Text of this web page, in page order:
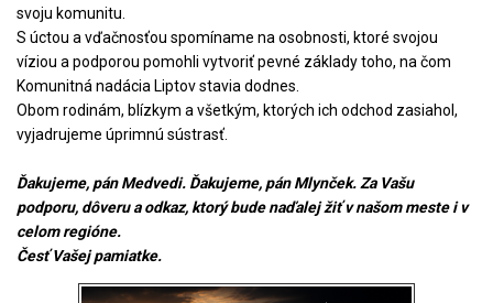
svoju komunitu.
S úctou a vďačnosťou spomíname na osobnosti, ktoré svojou
víziou a podporou pomohli vytvoriť pevné základy toho, na čom
Komunitná nadácia Liptov stavia dodnes.
Obom rodinám, blízkym a všetkým, ktorých ich odchod zasiahol,
vyjadrujeme úprimnú sústrasť.
Ďakujeme, pán Medvedi. Ďakujeme, pán Mlynček. Za Vašu
podporu, dôveru a odkaz, ktorý bude naďalej žiť v našom meste i v
celom regióne.
Česť Vašej pamiatke.